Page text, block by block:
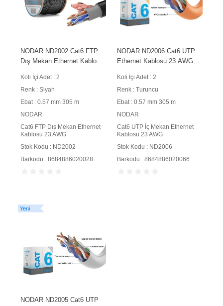
NODAR ND2002 Cat6 FTP
Dış Mekan Ethernet Kablosu
m Siyah
Koli İçi Adet : 2
Renk : Siyah
Ebat : 0.57 mm 305 m
NODAR
Cat6 FTP Dış Mekan Ethernet
Kablosu 23 AWG
Stok Kodu : ND2002
Barkodu : 8684886020028
NODAR ND2006 Cat6 UTP
Ethernet Kablosu 23 AWG
Turuncu
Koli İçi Adet : 2
Renk : Turuncu
Ebat : 0.57 mm 305 m
NODAR
Cat6 UTP İç Mekan Ethernet
Kablosu 23 AWG
Stok Kodu : ND2006
Barkodu : 8684886020066
Yeni
NODAR ND2005 Cat6 UTP